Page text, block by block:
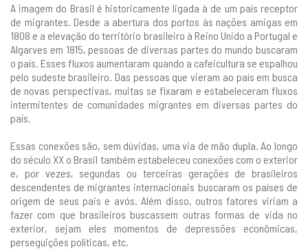
A imagem do Brasil é historicamente ligada à de um país receptor
de migrantes. Desde a abertura dos portos às nações amigas em
1808 e a elevação do território brasileiro à Reino Unido a Portugal e
Algarves em 1815, pessoas de diversas partes do mundo buscaram
o país. Esses fluxos aumentaram quando a cafeicultura se espalhou
pelo sudeste brasileiro. Das pessoas que vieram ao país em busca
de novas perspectivas, muitas se fixaram e estabeleceram fluxos
intermitentes de comunidades migrantes em diversas partes do
país.
Essas conexões são, sem dúvidas, uma via de mão dupla. Ao longo
do século XX o Brasil também estabeleceu conexões com o exterior
e, por vezes, segundas ou terceiras gerações de brasileiros
descendentes de migrantes internacionais buscaram os países de
origem de seus pais e avós. Além disso, outros fatores viriam a
fazer com que brasileiros buscassem outras formas de vida no
exterior, sejam eles momentos de depressões econômicas,
perseguições políticas, etc.